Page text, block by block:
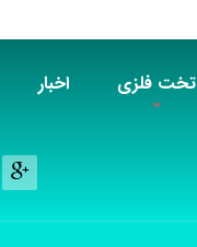
تخت فلزی اخبار